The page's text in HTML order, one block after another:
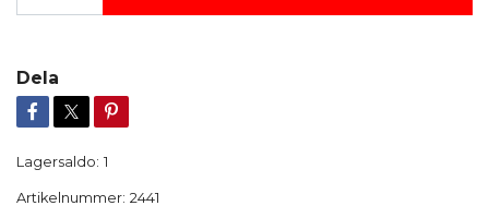
Dela
Lagersaldo: 1
Artikelnummer: 2441